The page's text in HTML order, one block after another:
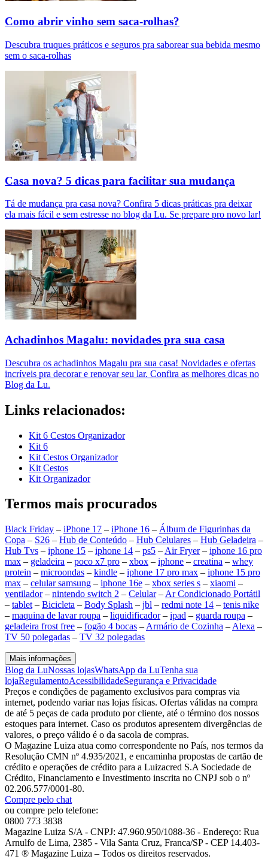
Como abrir vinho sem saca-rolhas?
Descubra truques práticos e seguros pra saborear sua bebida mesmo
sem o saca-rolhas
Casa nova? 5 dicas para facilitar sua mudança
Tá de mudança pra casa nova? Confira 5 dicas práticas pra deixar
ela mais fácil e sem estresse no blog da Lu. Se prepare pro novo lar!
Achadinhos Magalu: novidades pra sua casa
Descubra os achadinhos Magalu pra sua casa! Novidades e ofertas
incríveis pra decorar e renovar seu lar. Confira as melhores dicas no
Blog da Lu.
Links relacionados:
Kit 6 Cestos Organizador
Kit 6
Kit Cestos Organizador
Kit Cestos
Kit Organizador
Termos mais procurados
Black Friday – iPhone 17 – iPhone 16 – Álbum de Figurinhas da
Copa – S26 – Hub de Conteúdo – Hub Celulares – Hub Geladeira –
Hub Tvs – iphone 15 – iphone 14 – ps5 – Air Fryer– iphone 16 pro
max – geladeira – poco x7 pro – xbox – iphone – creatina – whey
protein – microondas – kindle – iphone 17 pro max – iphone 15 pro
max – celular samsung – iphone 16e – xbox series s – xiaomi –
ventilador– nintendo switch 2 – Celular– Ar Condicionado Portátil
– tablet – Bicicleta – Body Splash – jbl – redmi note 14 – tenis nike
– maquina de lavar roupa – liquidificador– ipad – guarda roupa –
geladeira frost free – fogão 4 bocas – Armário de Cozinha – Alexa –
TV 50 polegadas – TV 32 polegadas
Mais informações
Blog da LuNossas lojasWhatsApp da LuTenha sua
lojaRegulamentoAcessibilidadeSegurança e Privacidade
Preços e condições de pagamento exclusivos para compras via
internet, podendo variar nas lojas físicas. Ofertas válidas na compra
de até 5 peças de cada produto por cliente, até o término dos nossos
estoques para internet. Caso os produtos apresentem divergências de
valores, o preço válido é o da sacola de compras.
O Magazine Luiza atua como correspondente no País, nos termos da
Resolução CMN nº 4.935/2021, e encaminha propostas de cartão de
crédito e operações de crédito para a Luizacred S.A Sociedade de
Crédito, Financiamento e Investimento inscrita no CNPJ sob o nº
02.206.577/0001-80.
Compre pelo chat
ou compre pelo telefone:
0800 773 3838
Magazine Luiza S/A - CNPJ: 47.960.950/1088-36 - Endereço: Rua
Arnulfo de Lima, 2385 - Vila Santa Cruz, Franca/SP - CEP 14.403-
471 ® Magazine Luiza – Todos os direitos reservados.